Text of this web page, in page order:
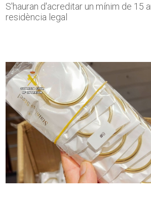
S'hauran d'acreditar un mínim de 15
residència legal